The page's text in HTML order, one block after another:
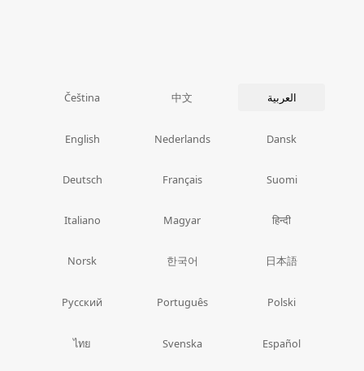
العربية 中文
Čeština
Dansk
Nederlands
English
Suomi
Français
Deutsch
हिन्दी
Magyar
Italiano
日本語
한국어
Norsk
Polski
Português
Русский
Español
Svenska
ไทย